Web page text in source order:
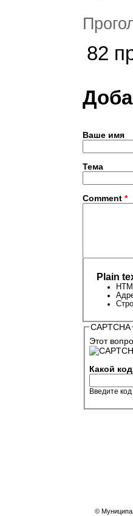
82
Ваше имя
Тема
Comment *
Plain
CAPTCHA
Этот
Какой
Введите
©